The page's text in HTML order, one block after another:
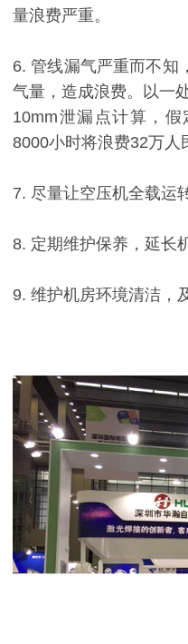
量浪费严重。
6. 管线漏气严重而不知
气量，造成浪费。以一
10mm泄漏点计算，
8000小时将浪费32万人
7. 尽量让空压机全载运
8. 定期维护保养，延长
9. 维护机房环境清洁，